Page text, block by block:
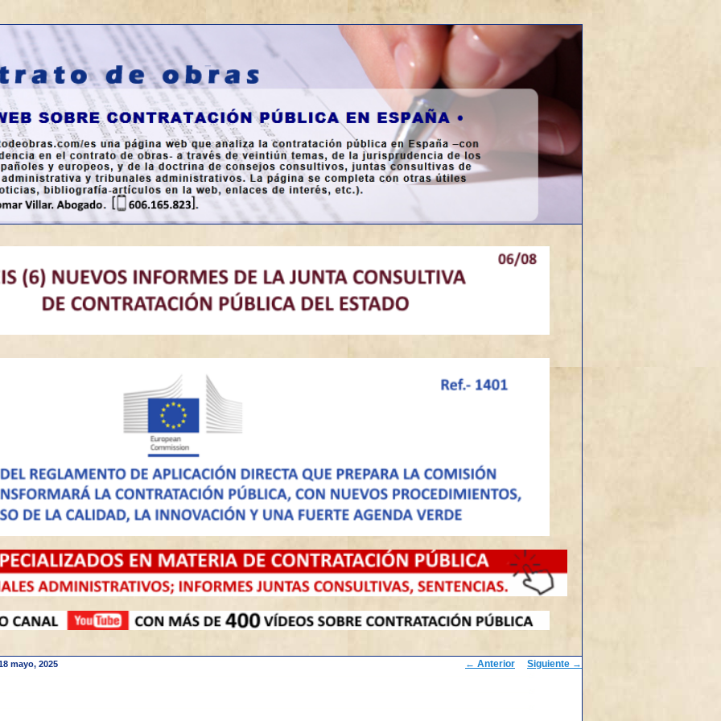
España.
Navegación
← Anterior Siguiente →
mayo, 2025